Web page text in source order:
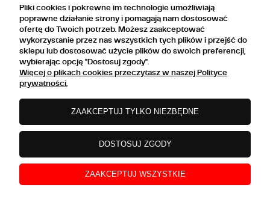
O SO WHAT
SHOWROOM
FACEBOOK
Copyrights © 2022 | SO.WHAT | Maono
Investments | Wilcza 18/12, 00-532 Warszawa |
office@sowhat.one | Tel.: 606 323 300 | NIP:
9511679575 | REGON: 012668869
Pliki cookies i pokrewne im technologie umożliwiają
poprawne działanie strony i pomagają nam dostosować
ofertę do Twoich potrzeb. Możesz zaakceptować
wykorzystanie przez nas wszystkich tych plików i przejść do
sklepu lub dostosować użycie plików do swoich preferencji,
wybierając opcję "Dostosuj zgody".
Więcej o plikach cookies przeczytasz w naszej Polityce
prywatności.
ZAAKCEPTUJ TYLKO NIEZBĘDNE
DOSTOSUJ ZGODY
ZAAKCEPTUJ WSZYSTKIE